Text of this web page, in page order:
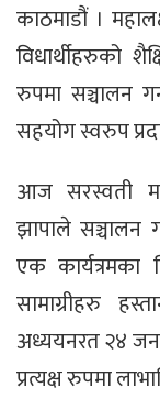
काठमाडौं ।
विधार्थीहरुको
रुपमा सञ्चालन
सहयोग स्वरुप
आज सरस्वती
झापाले सञ्चालन
एक कार्यत्रमका
सामाग्रीहरु
अध्ययनरत २४
प्रत्यक्ष रुपमा